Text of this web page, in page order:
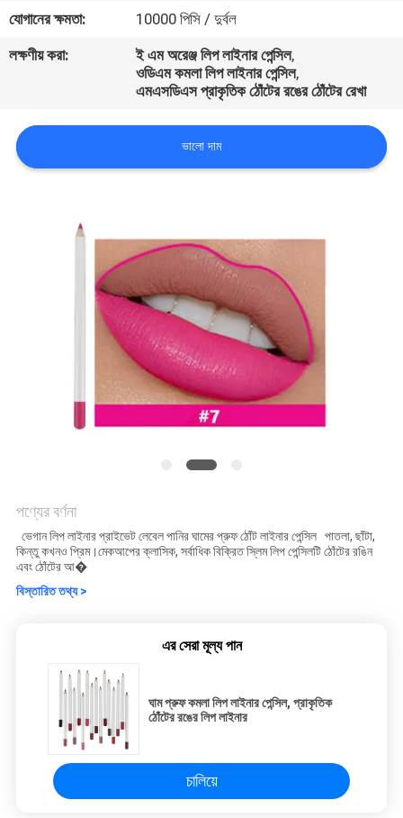
করুন
উদ্ধৃতির
আবেদন
যোগানের ক্ষমতা:
10000 পিসি / দুর্বল
লক্ষণীয় করা:
ই এম অরেঞ্জ লিপ লাইনার পেন্সিল,
ওডিএম কমলা লিপ লাইনার পেন্সিল,
এমএসডিএস প্রাকৃতিক ঠোঁটের রঙের ঠোঁটের রেখা
ভালো দাম
পণ্যের বর্ণনা
ভেগান লিপ লাইনার প্রাইভেট লেবেল পানির ঘামের প্রুফ ঠোঁট লাইনার পেন্সিল পাতলা, ছাঁটা,
কিন্তু কখনও প্রিম।মেকআপের ক্লাসিক, সর্বাধিক বিক্রিত স্লিম লিপ পেন্সিলটি ঠোঁটের রঙিন
এবং ঠোঁটের আ�
বিস্তারিত তথ্য >
এর সেরা মূল্য পান
ঘাম প্রুফ কমলা লিপ লাইনার পেন্সিল, প্রাকৃতিক
ঠোঁটের রঙের লিপ লাইনার
চালিয়ে